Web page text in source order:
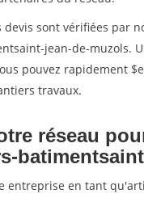
devis sont vérifiées par
jean-de-muzols.
pouvez rapidement
travaux.
réseau
entreprise en tant